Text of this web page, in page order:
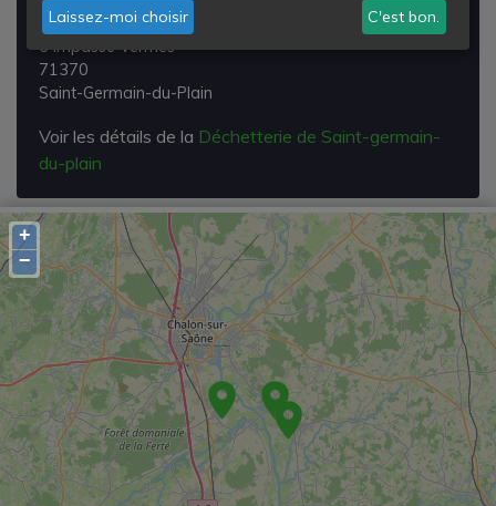
Za
5 Impasse Vermes
71370
Saint-Germain-du-Plain
Voir les détails de la Déchetterie de Saint-germain-
du-plain
+
−
Laissez-moi choisir C'est bon.